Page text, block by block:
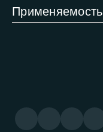
Применяемость